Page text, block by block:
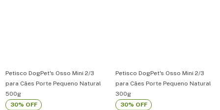
Petisco DogPet's Osso Mini 2/3
para Cães Porte Pequeno Natural
500g
30% OFF
Petisco DogPet's Osso Mini 2/3
para Cães Porte Pequeno Natural
300g
30% OFF